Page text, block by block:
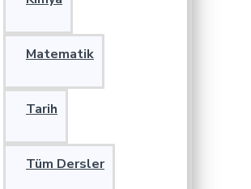
Matematik
Tarih
Tüm Dersler